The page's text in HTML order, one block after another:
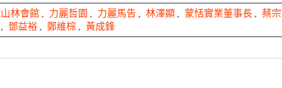
林會館 力麗哲園 力麗馬告 林澤顯 蒙恬實業董事長
蔡宗
鄧益裕 鄭維棕 黃成鋒